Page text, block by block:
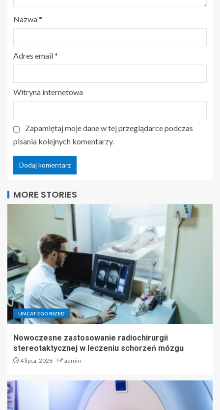
Nazwa*
Adres email*
Witryna internetowa
Zapamiętaj moje dane w tej przeglądarce podczas
pisania kolejnych komentarzy.
MORE STORIES
UNCATEGORIZED
Nowoczesne zastosowanie radiochirurgii
stereotaktycznej w leczeniu schorzeń mózgu
4 lipca, 2026 admin